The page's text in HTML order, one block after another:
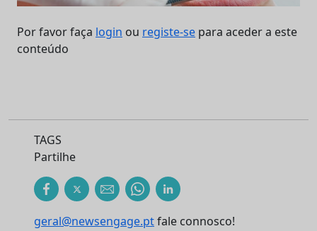
Por favor faça login ou registe-se para aceder a este
conteúdo
TAGS
Partilhe
geral@newsengage.ptfale connosco!